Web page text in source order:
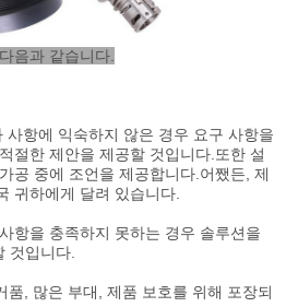
음과 같습니다.
사항에 익숙하지 않은 경우 요구 사항을
절한 제안을 제공할 것입니다.또한 설
공 중에 조언을 제공합니다.어쨌든, 제
귀하에게 달려 있습니다.
항을 충족하지 못하는 경우 솔루션을
것입니다.
품, 많은 부대, 제품 보호를 위해 포장되